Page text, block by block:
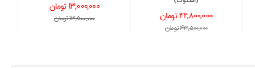
13,000,000 تومان
13,500,000 تومان 800,000 تومان